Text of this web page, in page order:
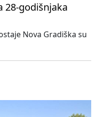
28-godišnjaka
Nova Gradiška su